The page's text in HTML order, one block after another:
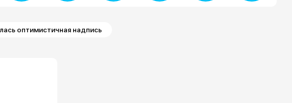
оптимистичная надпись